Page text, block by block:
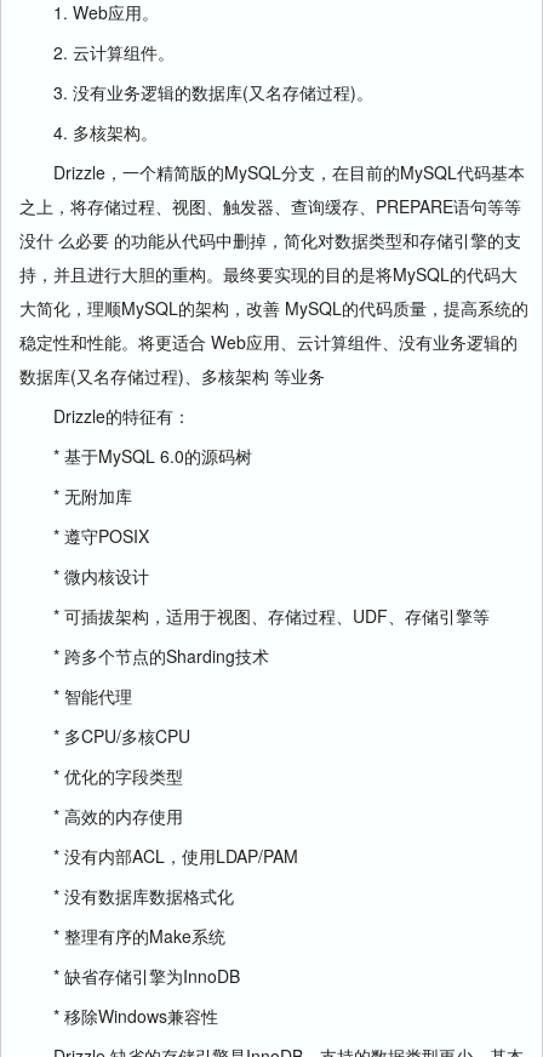
1. Web应用。
2. 云计算组件。
3. 没有业务逻辑的数据库(又名存储过程)。
4. 多核架构。
Drizzle，一个精简版的MySQL分支，在目前的MySQL代码基本
之上，将存储过程、视图、触发器、查询缓存、PREPARE语句等等
没什 么必要 的功能从代码中删掉，简化对数据类型和存储引擎的支
持，并且进行大胆的重构。最终要实现的目的是将MySQL的代码大
大简化，理顺MySQL的架构，改善 MySQL的代码质量，提高系统的
稳定性和性能。将更适合 Web应用、云计算组件、没有业务逻辑的
数据库(又名存储过程)、多核架构 等业务
Drizzle的特征有：
* 基于MySQL 6.0的源码树
* 无附加库
* 遵守POSIX
* 微内核设计
* 可插拔架构，适用于视图、存储过程、UDF、存储引擎等
* 跨多个节点的Sharding技术
* 智能代理
* 多CPU/多核CPU
* 优化的字段类型
* 高效的内存使用
* 没有内部ACL，使用LDAP/PAM
* 没有数据库数据格式化
* 整理有序的Make系统
* 缺省存储引擎为InnoDB
* 移除Windows兼容性